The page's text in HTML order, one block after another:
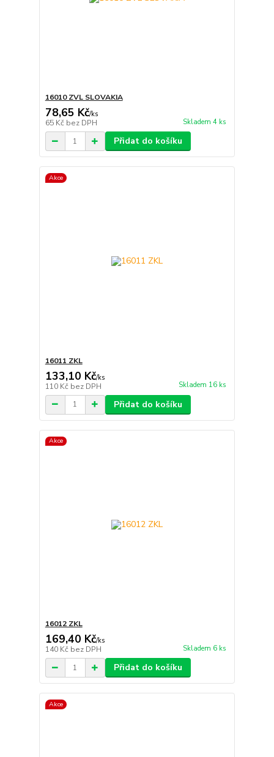
16010 ZVL SLOVAKIA
78,65 Kč/ks
65 Kč bez DPH Skladem 4 ks
Přidat do košíku
Akce
16011 ZKL
133,10 Kč/ks
110 Kč bez DPH Skladem 16 ks
Přidat do košíku
Akce
16012 ZKL
169,40 Kč/ks
140 Kč bez DPH Skladem 6 ks
Přidat do košíku
Akce